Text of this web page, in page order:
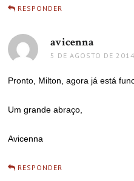
RESPONDER
avicenna
5 DE AGOSTO DE
Pronto, Milton, agora já está
Um grande abraço,
Avicenna
RESPONDER